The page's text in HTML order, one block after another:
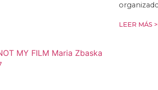
LEER MÁS